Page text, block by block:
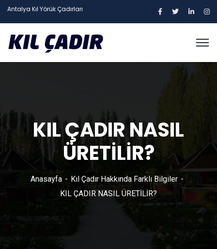
Antalya Kıl Yörük Çadırları
KIL ÇADIR NASIL
ÜRETİLİR?
Anasayfa
Kıl Çadır Hakkında Farklı Bilgiler
KIL ÇADIR NASIL ÜRETİLİR?